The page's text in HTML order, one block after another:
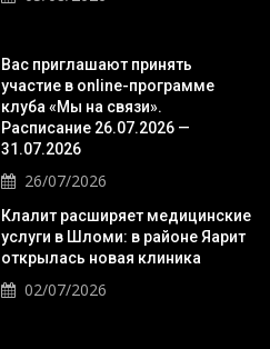
Вас приглашают принять
участие в online-программе
клуба «Мы на связи».
Расписание 26.07.2026 —
31.07.2026
26/07/2026
Клалит расширяет медицинские
услуги в Шломи: в районе Яарит
открылась новая клиника
02/07/2026